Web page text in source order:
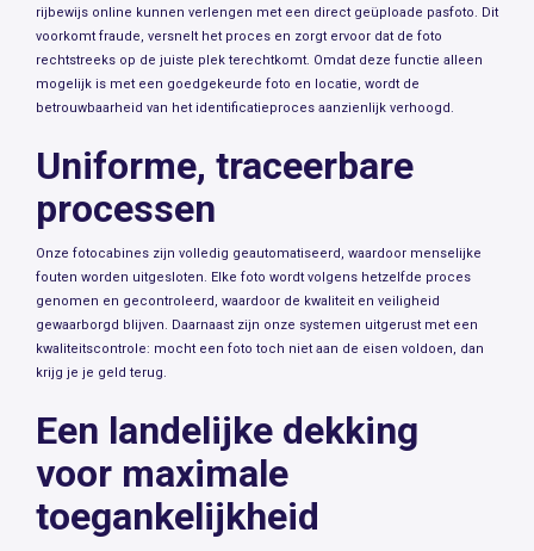
rijbewijs online kunnen verlengen met een direct geüploade pasfoto. Dit
voorkomt fraude, versnelt het proces en zorgt ervoor dat de foto
rechtstreeks op de juiste plek terechtkomt. Omdat deze functie alleen
mogelijk is met een goedgekeurde foto en locatie, wordt de
betrouwbaarheid van het identificatieproces aanzienlijk verhoogd.
Uniforme, traceerbare
processen
Onze fotocabines zijn volledig geautomatiseerd, waardoor menselijke
fouten worden uitgesloten. Elke foto wordt volgens hetzelfde proces
genomen en gecontroleerd, waardoor de kwaliteit en veiligheid
gewaarborgd blijven. Daarnaast zijn onze systemen uitgerust met een
kwaliteitscontrole: mocht een foto toch niet aan de eisen voldoen, dan
krijg je je geld terug.
Een landelijke dekking
voor maximale
toegankelijkheid